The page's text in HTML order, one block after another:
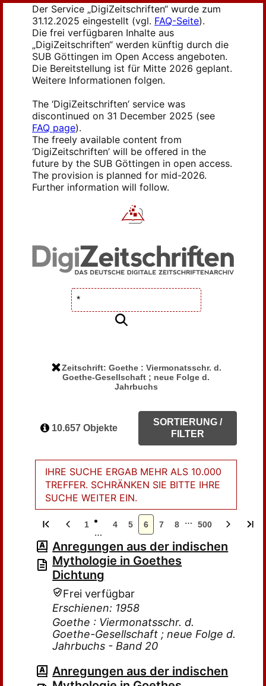
Der Service „DigiZeitschriften“ wurde zum
31.12.2025 eingestellt (vgl. FAQ-Seite).
Die frei verfügbaren Inhalte aus
„DigiZeitschriften“ werden künftig durch die
SUB Göttingen im Open Access angeboten.
Die Bereitstellung ist für Mitte 2026 geplant.
Weitere Informationen folgen.
The ‘DigiZeitschriften’ service was
discontinued on 31 December 2025 (see
FAQ page).
The freely available content from
‘DigiZeitschriften’ will be offered in the
future by the SUB Göttingen in open access.
The provision is planned for mid-2026.
Further information will follow.
Zeitschrift: Goethe : Viermonatsschr. d.
Goethe-Gesellschaft ; neue Folge d.
Jahrbuchs
10.657 Objekte
SORTIERUNG /
FILTER
IHRE SUCHE ERGAB MEHR ALS 10.000
TREFFER. SCHRÄNKEN SIE BITTE IHRE
SUCHE WEITER EIN.
1
…
4 5 6 7 8 … 500
Anregungen aus der indischen
Mythologie in Goethes
Dichtung
Frei verfügbar
Erschienen: 1958
Goethe : Viermonatsschr. d.
Goethe-Gesellschaft ; neue Folge d.
Jahrbuchs - Band 20
Anregungen aus der indischen